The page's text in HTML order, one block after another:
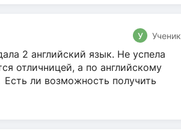
У Ученик
2 английский язык. Не успела
отличницей, а по английскому
ли возможность получить